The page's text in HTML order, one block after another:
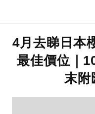
4月去睇日本
最佳價位｜
末附